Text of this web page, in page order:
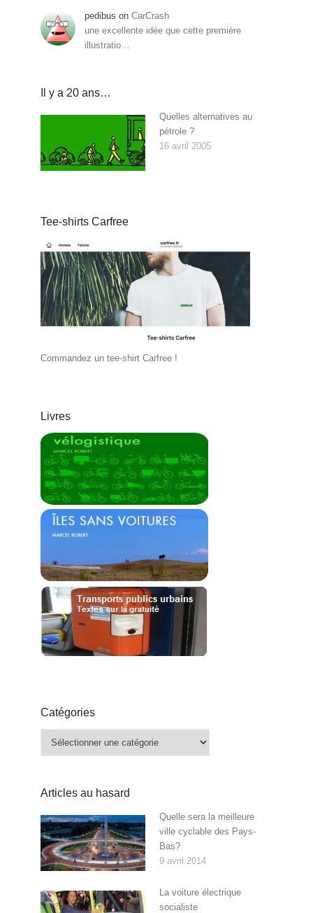
pedibus on CarCrash
une excellente idée que cette première
illustratio…
Il y a 20 ans…
Quelles alternatives au
pétrole ?
16 avril 2005
Tee-shirts Carfree
Commandez un tee-shirt Carfree !
Livres
Catégories
Articles au hasard
Quelle sera la meilleure
ville cyclable des Pays-
Bas?
9 avril 2014
La voiture électrique
socialiste